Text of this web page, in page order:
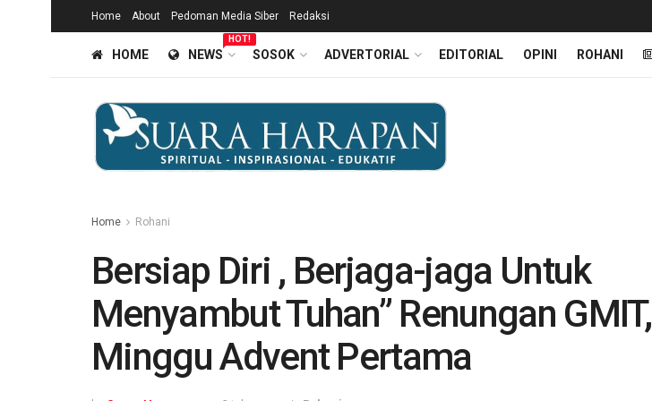
Home About Pedoman Media Siber Redaksi
HOME NEWS
HOT!
SOSOK ADVERTORIAL EDITORIAL OPINI ROHANI
Home Rohani
Bersiap Diri , Berjaga-jaga Untuk
Menyambut Tuhan” Renungan GMIT,
Minggu Advent Pertama